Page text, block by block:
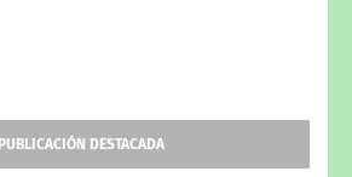
PUBLICACIÓN DESTACADA